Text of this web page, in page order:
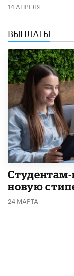
14 АПРЕЛЯ
ВЫПЛАТЫ
новую
24 МАРТА